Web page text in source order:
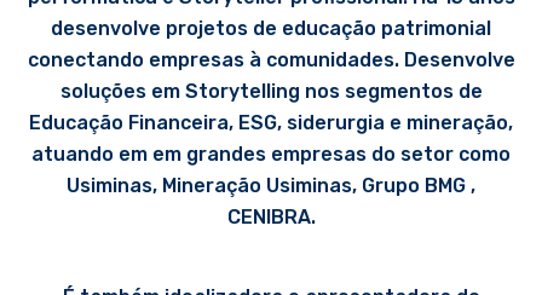
desenvolve projetos de educação patrimonial
conectando empresas à comunidades. Desenvolve
soluções em Storytelling nos segmentos de
Educação Financeira, ESG, siderurgia e mineração,
atuando em em grandes empresas do setor como
Usiminas, Mineração Usiminas, Grupo BMG ,
CENIBRA.